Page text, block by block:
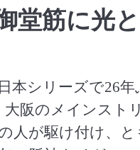
堂筋に光
本シリーズで26
大阪のメインスト
人が駆け付け、